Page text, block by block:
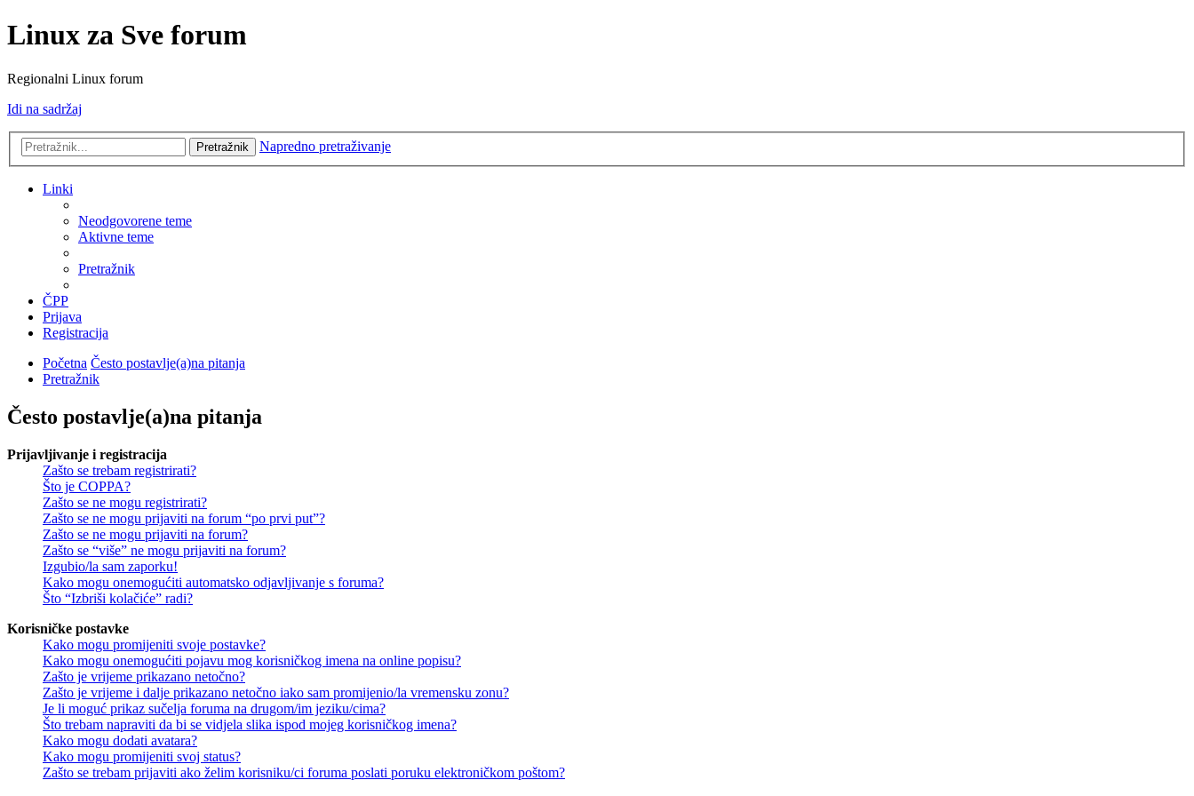
Linux za Sve forum
Regionalni Linux forum
Idi na sadržaj
Pretražnik Napredno pretraživanje
Linki
Neodgovorene teme
Aktivne teme
Pretražnik
ČPP
Prijava
Registracija
Početna Često postavlje(a)na pitanja
Pretražnik
Često postavlje(a)na pitanja
Prijavljivanje i registracija
Zašto se trebam registrirati?
Što je COPPA?
Zašto se ne mogu registrirati?
Zašto se ne mogu prijaviti na forum “po prvi put”?
Zašto se ne mogu prijaviti na forum?
Zašto se “više” ne mogu prijaviti na forum?
Izgubio/la sam zaporku!
Kako mogu onemogućiti automatsko odjavljivanje s foruma?
Što “Izbriši kolačiće” radi?
Korisničke postavke
Kako mogu promijeniti svoje postavke?
Kako mogu onemogućiti pojavu mog korisničkog imena na online popisu?
Zašto je vrijeme prikazano netočno?
Zašto je vrijeme i dalje prikazano netočno iako sam promijenio/la vremensku zonu?
Je li moguć prikaz sučelja foruma na drugom/im jeziku/cima?
Što trebam napraviti da bi se vidjela slika ispod mojeg korisničkog imena?
Kako mogu dodati avatara?
Kako mogu promijeniti svoj status?
Zašto se trebam prijaviti ako želim korisniku/ci foruma poslati poruku elektroničkom poštom?